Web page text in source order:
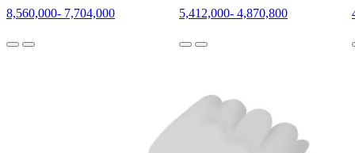
8,560,000- 7,704,000
5,412,000- 4,870,800